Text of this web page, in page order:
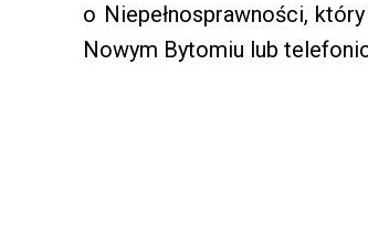
o Niepełnosprawności,
Nowym Bytomiu lub